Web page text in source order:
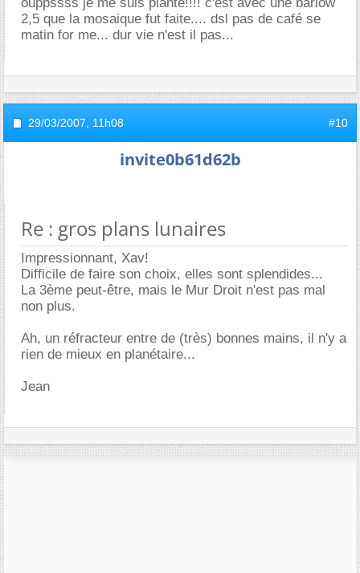
2,5 que la mosaique fut faite.... dsl pas de café se
matin for me... dur vie n'est il pas...
29/03/2007, 11h08 #10
invite0b61d62b
Re : gros plans lunaires
Impressionnant, Xav!
Difficile de faire son choix, elles sont splendides...
La 3ème peut-être, mais le Mur Droit n'est pas mal
non plus.
Ah, un réfracteur entre de (très) bonnes mains, il n'y a
rien de mieux en planétaire...
Jean